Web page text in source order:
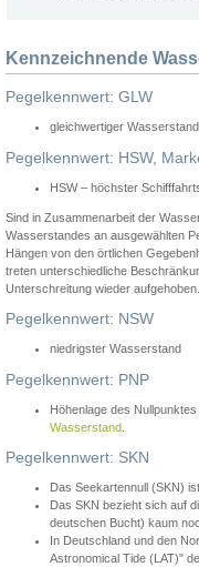
Kennzeichnende
Pegelkennwert: GLW
gleichwertiger Wasserstand
Pegelkennwert: HSW,
HSW – höchster
Sind in Zusammenarbeit der
Wasserstandes an ausgewählten
Hängen von den örtlichen
treten unterschiedliche
Unterschreitung wieder aufgehoben.
Pegelkennwert: NSW
niedrigster Wasserstand
Pegelkennwert: PNP
Höhenlage des
Wasserstand
Pegelkennwert: SKN
Das Seekartennull (SKN)
Das SKN bezieht sich auf
deutschen Bucht) kaum
In Deutschland und den
Astronomical Tide (LAT)"